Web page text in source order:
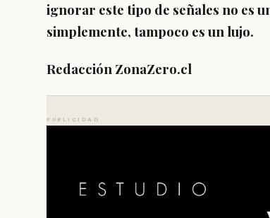
ignorar este tipo de señales no es
simplemente, tampoco es un lujo.
Redacción ZonaZero.cl
PUBLICIDAD